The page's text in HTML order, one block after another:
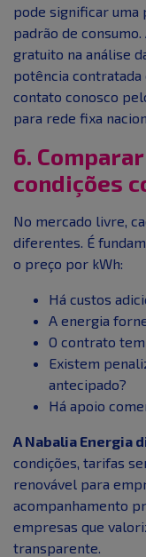
pode significar uma
padrão de
gratuito na análise
potência contratada
contato conosco
para rede fixa
6.
condições
No mercado livre,
diferentes. É
o preço por kWh:
Há custos
A energia
O contrato
Existem
antecipado?
Há apoio
A Nabalia Energia
condições, tarifas
renovável para
acompanhamento
empresas que
transparente.